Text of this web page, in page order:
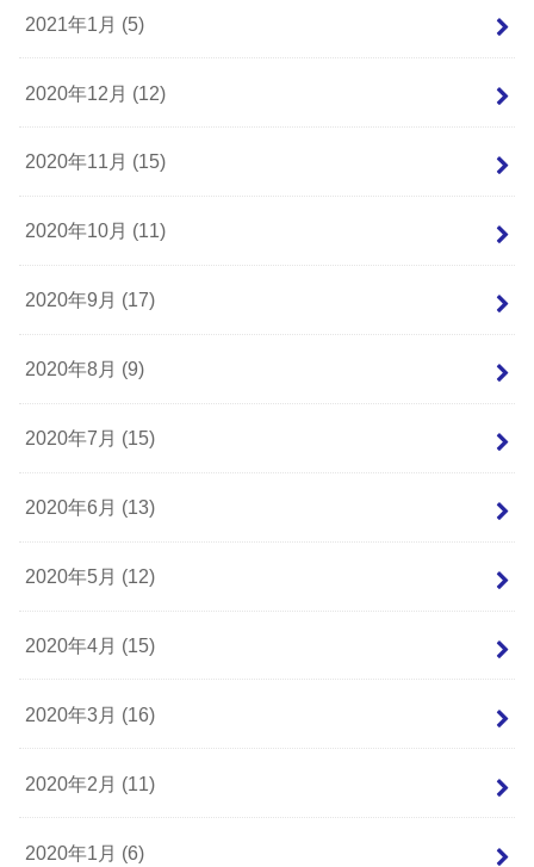
2021年1月 (5)
2020年12月 (12)
2020年11月 (15)
2020年10月 (11)
2020年9月 (17)
2020年8月 (9)
2020年7月 (15)
2020年6月 (13)
2020年5月 (12)
2020年4月 (15)
2020年3月 (16)
2020年2月 (11)
2020年1月 (6)